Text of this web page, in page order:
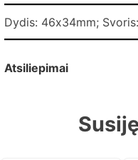
Dydis: 46х34mm;
Atsiliepimai